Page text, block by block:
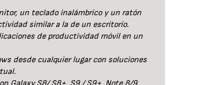
un teclado inalámbrico y un ratón
similar a la de un escritorio.
de productividad móvil en un
desde cualquier lugar con soluciones